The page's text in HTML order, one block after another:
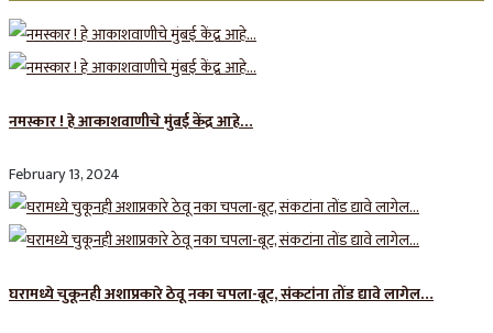
नमस्कार ! हे आकाशवाणीचे मुंबई केंद्र आहे…
February 13, 2024
घरामध्ये चुकूनही अशाप्रकारे ठेवू नका चपला-बूट, संकटांना तोंड द्यावे लागेल…